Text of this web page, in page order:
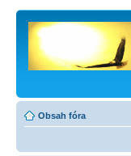
Obsah fóra